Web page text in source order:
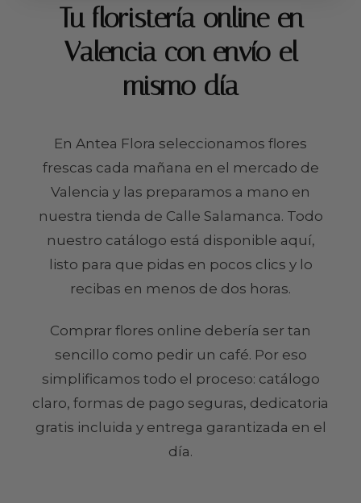
Tu floristería online en
Valencia con envío el
mismo día
En Antea Flora seleccionamos flores
frescas cada mañana en el mercado de
Valencia y las preparamos a mano en
nuestra tienda de Calle Salamanca. Todo
nuestro catálogo está disponible aquí,
listo para que pidas en pocos clics y lo
recibas en menos de dos horas.
Comprar flores online debería ser tan
sencillo como pedir un café. Por eso
simplificamos todo el proceso: catálogo
claro, formas de pago seguras, dedicatoria
gratis incluida y entrega garantizada en el
día.